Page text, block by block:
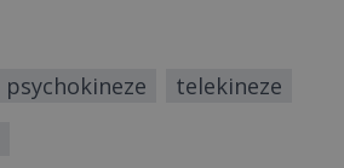
psychokineze telekineze